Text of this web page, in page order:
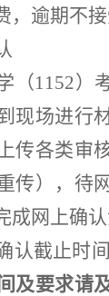
，逾期不接
（1152）
现场进行
传各类审
传），待
网上确认
认截止 时间
及要求请